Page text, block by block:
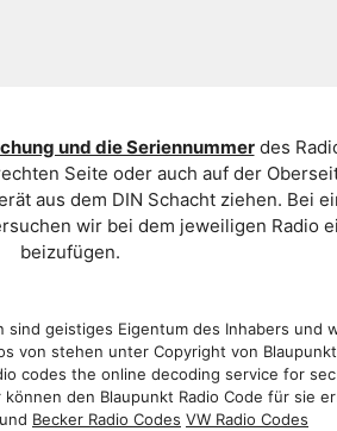
und die Seriennummerdes
Seite oder auch auf der
aus dem DIN Schacht ziehen. Bei
wir bei dem jeweiligen Radio
beizufügen.
geistiges Eigentum des Inhabers und
von stehen unter Copyright von
codes the online decoding service for
den Blaupunkt Radio Code für sie
und Becker Radio Codes VW Radio Codes